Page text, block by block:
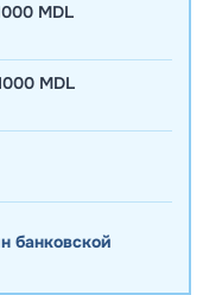
MDL
MDL
банковской